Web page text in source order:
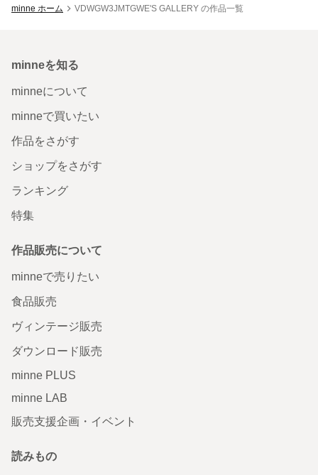
minne ホーム VDWGW3JMTGWE'S GALLERY の作品一覧
minneを知る
minneについて
minneで買いたい
作品をさがす
ショップをさがす
ランキング
特集
作品販売について
minneで売りたい
食品販売
ヴィンテージ販売
ダウンロード販売
minne PLUS
minne LAB
販売支援企画・イベント
読みもの